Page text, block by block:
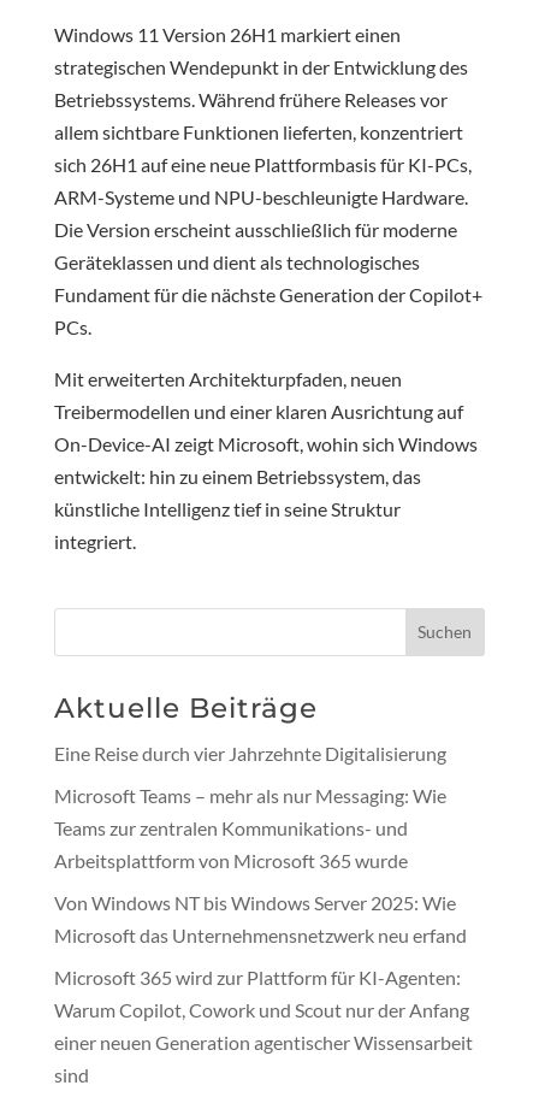
Windows 11 Version 26H1 markiert einen
strategischen Wendepunkt in der Entwicklung des
Betriebssystems. Während frühere Releases vor
allem sichtbare Funktionen lieferten, konzentriert
sich 26H1 auf eine neue Plattformbasis für KI-PCs,
ARM-Systeme und NPU-beschleunigte Hardware.
Die Version erscheint ausschließlich für moderne
Geräteklassen und dient als technologisches
Fundament für die nächste Generation der Copilot+
PCs.
Mit erweiterten Architekturpfaden, neuen
Treibermodellen und einer klaren Ausrichtung auf
On-Device-AI zeigt Microsoft, wohin sich Windows
entwickelt: hin zu einem Betriebssystem, das
künstliche Intelligenz tief in seine Struktur
integriert.
Suchen
Aktuelle Beiträge
Eine Reise durch vier Jahrzehnte Digitalisierung
Microsoft Teams – mehr als nur Messaging: Wie
Teams zur zentralen Kommunikations- und
Arbeitsplattform von Microsoft 365 wurde
Von Windows NT bis Windows Server 2025: Wie
Microsoft das Unternehmensnetzwerk neu erfand
Microsoft 365 wird zur Plattform für KI-Agenten:
Warum Copilot, Cowork und Scout nur der Anfang
einer neuen Generation agentischer Wissensarbeit
sind